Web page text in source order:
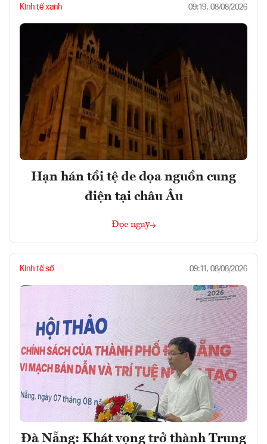
Kinh tế xanh 09:19, 08/08/2026
Hạn hán tồi tệ đe dọa nguồn cung
điện tại châu Âu
Đọc ngay
Kinh tế số 09:11, 08/08/2026
Đà Nẵng: Khát vọng trở thành Trung